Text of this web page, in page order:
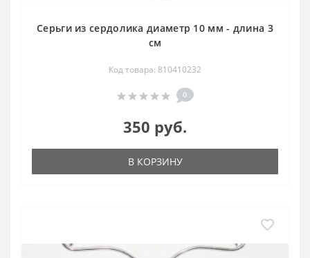
Серьги из сердолика диаметр 10 мм - длина 3
см
Код товара: 810410232
0
350 руб.
В КОРЗИНУ